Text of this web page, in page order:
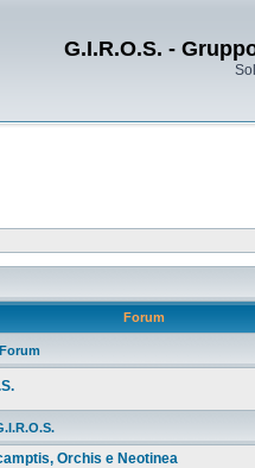
G.I.R.O.S. -
Forum
Orchis e Neotinea